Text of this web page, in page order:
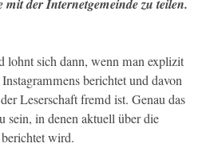
der Inter­net­ge­meinde zu teilen.
lohnt sich dann, wenn man expliz­it
berichtet und davon
Leser­schaft fremd ist. Genau das
sein, in denen aktuell über die
wird.